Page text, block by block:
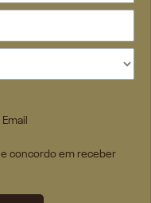
Email
e concordo em receber